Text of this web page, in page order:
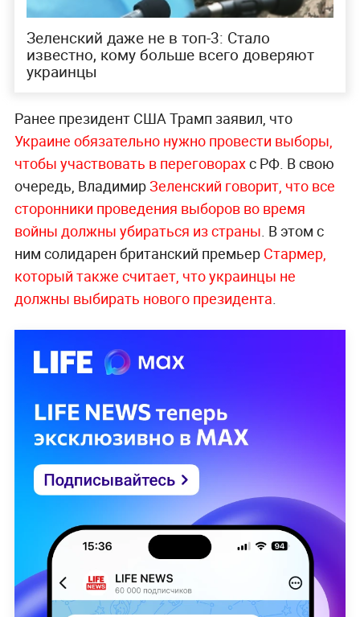
Зеленский даже не в топ-3: Стало
известно, кому больше всего доверяют
украинцы
Ранее президент США Трамп заявил, что
Украине обязательно нужно провести выборы,
чтобы участвовать в переговорахс РФ. В свою
очередь, ВладимирЗеленский говорит, что все
сторонники проведения выборов во время
войны должны убираться из страны. В этом с
ним солидарен британский премьер Стармер,
который также считает, что украинцы не
должны выбирать нового президента.